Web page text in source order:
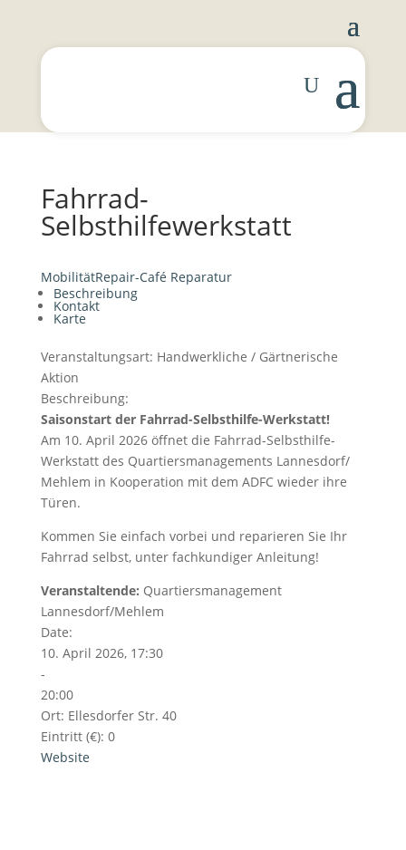
Fahrrad-
Selbsthilfewerkstatt
MobilitätRepair-Café Reparatur
Beschreibung
Kontakt
Karte
Veranstaltungsart: Handwerkliche / Gärtnerische
Aktion
Beschreibung:
Saisonstart der Fahrrad-Selbsthilfe-Werkstatt!
Am 10. April 2026 öffnet die Fahrrad-Selbsthilfe-
Werkstatt des Quartiersmanagements Lannesdorf/
Mehlem in Kooperation mit dem ADFC wieder ihre
Türen.
Kommen Sie einfach vorbei und reparieren Sie Ihr
Fahrrad selbst, unter fachkundiger Anleitung!
Veranstaltende: Quartiersmanagement
Lannesdorf/Mehlem
Date:
10. April 2026, 17:30
-
20:00
Ort: Ellesdorfer Str. 40
Eintritt (€): 0
Website